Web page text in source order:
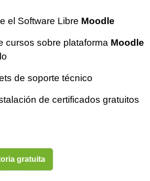
el Software Libre Moodle
cursos sobre plataforma Moodle
de soporte técnico
de certificados gratuitos